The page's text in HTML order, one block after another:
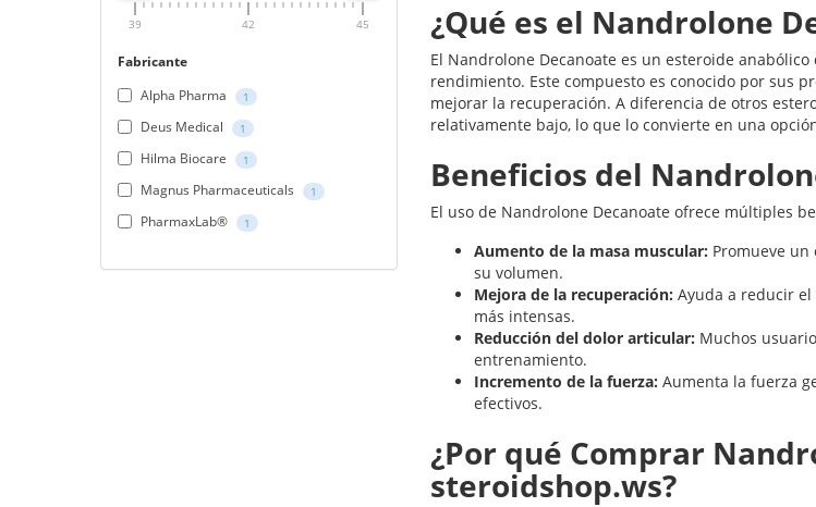
39 42 45
Fabricante
Alpha Pharma
1
Deus Medical 1
Hilma Biocare 1
Magnus Pharmaceuticals 1
PharmaxLab® 1
¿Qué es el Nandrolone
El Nandrolone Decanoate es un esteroide
rendimiento. Este compuesto es conocido por sus
mejorar la recuperación. A diferencia de otros
relativamente bajo, lo que lo convierte en una
Beneficios del
El uso de Nandrolone Decanoate ofrece múltiples
Aumento de la masa muscular: Promueve
su volumen.
Mejora de la recuperación: Ayuda a reducir
más intensas.
Reducción del dolor articular: Muchos
entrenamiento.
Incremento de la fuerza: Aumenta la fuerza
efectivos.
¿Por qué Comprar
steroidshop.ws?